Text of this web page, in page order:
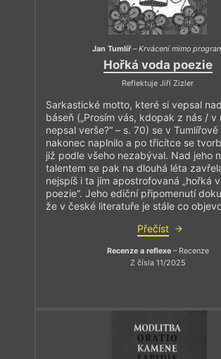
Jan Tumlíř–Krvácení mimo
Hořká voda poezie
Reflektuje Jiří Zizler
Sarkastické motto, které si vepsal
báseň („Prosím vás, kdopak z nás / v
nepsal verše?“ – s. 70) se v
nakonec naplnilo a po třicítce se
již podle všeho nezabýval. Nad jeho
talentem se pak na dlouhá léta
nejspíš i ta jím apostrofovaná „hořká
poezie“. Jeho ediční připomenutí
že v české literatuře je stále co
Přečíst
Recenze a reflexe– Recenze
Z čísla 11/2025